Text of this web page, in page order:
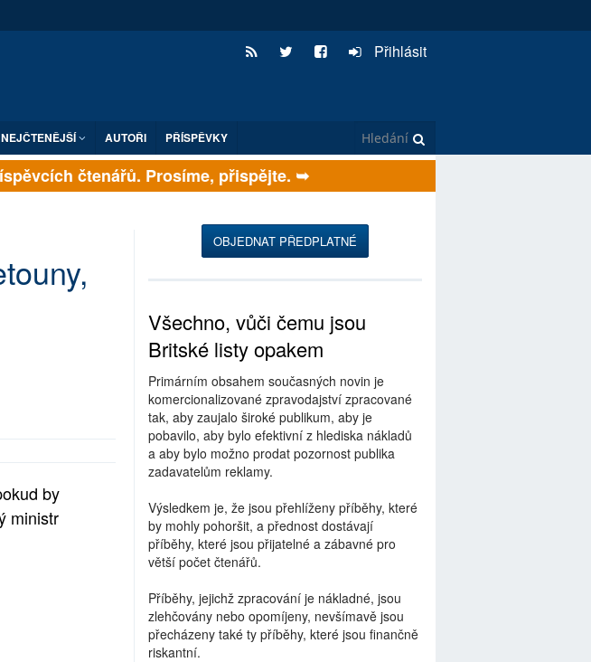
Přihlásit
NEJČTENĚJŠÍ AUTOŘI PŘÍSPĚVKY
čtenářů. Prosíme, přispějte. ➥
by
ministr
OBJEDNAT PŘEDPLATNÉ
Všechno, vůči čemu jsou
Britské listy opakem
Primárním obsahem současných novin je
komercionalizované zpravodajství zpracované
tak, aby zaujalo široké publikum, aby je
pobavilo, aby bylo efektivní z hlediska nákladů
a aby bylo možno prodat pozornost publika
zadavatelům reklamy.
Výsledkem je, že jsou přehlíženy příběhy, které
by mohly pohoršit, a přednost dostávají
příběhy, které jsou přijatelné a zábavné pro
větší počet čtenářů.
Příběhy, jejichž zpracování je nákladné, jsou
zlehčovány nebo opomíjeny, nevšímavě jsou
přecházeny také ty příběhy, které jsou finančně
riskantní.